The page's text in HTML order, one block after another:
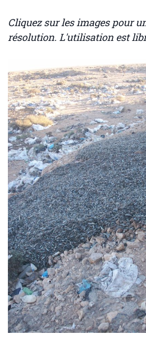
Cliquez sur les images pour
résolution. L'utilisation est